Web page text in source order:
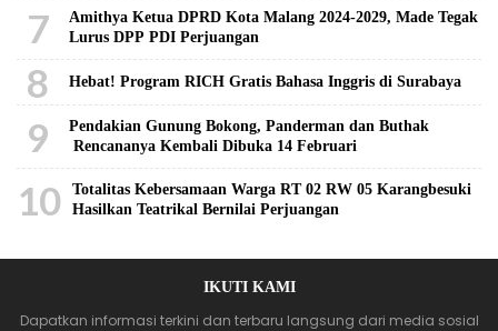
7
Amithya Ketua DPRD Kota Malang 2024-2029, Made Tegak
Lurus DPP PDI Perjuangan
8 Hebat! Program RICH Gratis Bahasa Inggris di Surabaya
9
Pendakian Gunung Bokong, Panderman dan Buthak
Rencananya Kembali Dibuka 14 Februari
10
Totalitas Kebersamaan Warga RT 02 RW 05 Karangbesuki
Hasilkan Teatrikal Bernilai Perjuangan
IKUTI KAMI
Dapatkan informasi terkini dan terbaru langsung dari media sosial